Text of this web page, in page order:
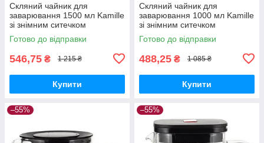
Скляний чайник для
заварювання 1500 мл Kamille
зі знімним ситечком
Готово до відправки
546,75 ₴ 1 215 ₴
Купити
Скляний чайник для
заварювання 1000 мл Kamille
зі знімним ситечком
Готово до відправки
488,25 ₴ 1 085 ₴
Купити
–55% –55%